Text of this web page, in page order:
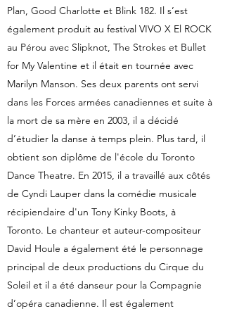
Plan, Good Charlotte et Blink 182. Il s’est
également produit au festival VIVO X El ROCK
au Pérou avec Slipknot, The Strokes et Bullet
for My Valentine et il était en tournée avec
Marilyn Manson. Ses deux parents ont servi
dans les Forces armées canadiennes et suite à
la mort de sa mère en 2003, il a décidé
d’étudier la danse à temps plein. Plus tard, il
obtient son diplôme de l'école du Toronto
Dance Theatre. En 2015, il a travaillé aux côtés
de Cyndi Lauper dans la comédie musicale
récipiendaire d'un Tony Kinky Boots, à
Toronto. Le chanteur et auteur-compositeur
David Houle a également été le personnage
principal de deux productions du Cirque du
Soleil et il a été danseur pour la Compagnie
d’opéra canadienne. Il est également